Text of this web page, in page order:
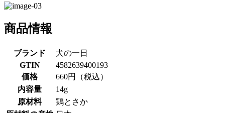
商品情報
ブランド
犬の一日
GTIN
4582639400193
価格
660円（税込）
内容量
14g
原材料
鶏とさか